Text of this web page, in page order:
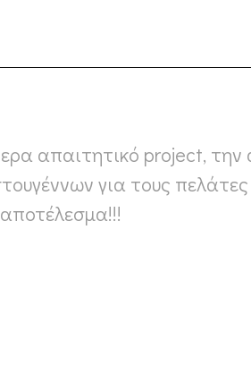
απαιτητικό project,
για τους